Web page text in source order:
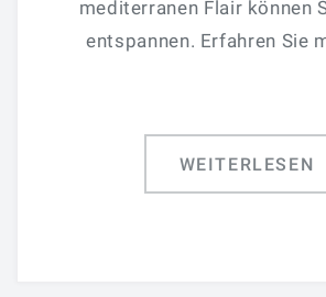
mediterranen Flair können
entspannen. Erfahren Sie
WEITERLESEN